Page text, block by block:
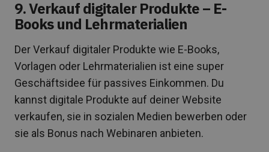
9. Verkauf digitaler Produkte – E-
Books und Lehrmaterialien
Der Verkauf digitaler Produkte wie E-Books,
Vorlagen oder Lehrmaterialien ist eine super
Geschäftsidee für passives Einkommen. Du
kannst digitale Produkte auf deiner Website
verkaufen, sie in sozialen Medien bewerben oder
sie als Bonus nach Webinaren anbieten.